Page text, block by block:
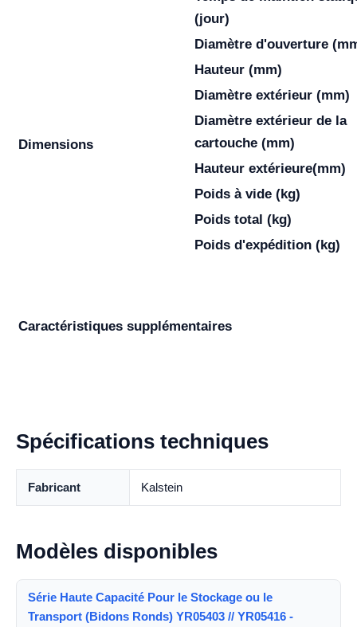
(jour)
Dimensions
Diamètre d'ouverture
Hauteur (mm)
Diamètre extérieur (mm)
Diamètre extérieur de la
cartouche (mm)
Hauteur extérieure(mm)
Poids à vide (kg)
Poids total (kg)
Poids d'expédition (kg)
Caractéristiques supplémentaires
Spécifications techniques
Fabricant Kalstein
Modèles disponibles
Série Haute Capacité Pour le Stockage ou le
Transport (Bidons Ronds) YR05403 // YR05416 -